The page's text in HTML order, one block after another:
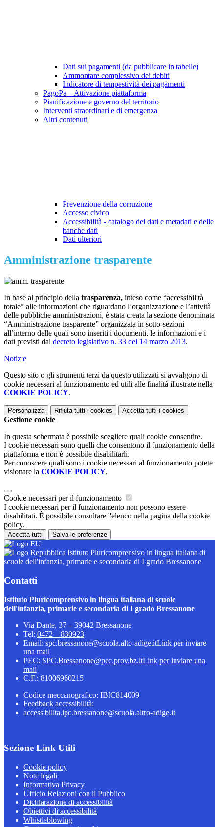
Dati sui pagamenti (da pubblicare in tabelle)
Ammontare complessivo dei debiti
Indicatore di tempestività dei pagamenti
PagoPa – Attivazione piattaforma
Pianificazione e governo del territorio
Interventi straordinari e di emergenza
Altri contenuti
Prevenzione della corruzione
Accesso civico
Accessibilità - catalogo dei dati e metadati e delle
banche dati
Dati ulteriori
Amministrazione trasparente
In base al principio della trasparenza, inteso come “accessibilità
totale” alle informazioni che riguardano l’organizzazione e l’attività
delle pubbliche amministrazioni, è stata creata la sezione denominata
“Amministrazione trasparente” organizzata in sotto-sezioni
all’interno delle quali sono inseriti i documenti, le informazioni e i
dati previsti dal decreto legislativo n. 33 del 14 marzo 2013.
Notizie
Questo sito o gli strumenti terzi da questo utilizzati si avvalgono di
cookie necessari al funzionamento ed utili alle finalità illustrate nella
COOKIE POLICY.
Personalizza Rifiuta tutti i cookies Accetta tutti i cookies
Gestione cookie
In questa schermata è possibile scegliere quali cookie consentire.
I cookie necessari sono quelli che consentono il funzionamento della
piattaforma e non è possibile disabilitarli.
Per conoscere quali sono i cookie necessari al funzionamento potete
visionare la COOKIE POLICY.
Cookie necessari per il funzionamento
I cookie necessari per il funzionamento non possono essere
disabilitati. È possibile consultare l'elenco nella pagina della cookie
policy.
Accetta tutti Salva le preferenze
Istituto Pluricomprensivo in lingua italiana di
scuole dell'infanzia, primarie e secondaria di I grado Bressanone
Contatti
Istituto Pluricomprensivo in lingua italiana di scuole
dell'infanzia, primarie e secondaria di I grado Bressanone
Via Dante, 37 – 39042 Bressanone
Tel: 0472 – 830923
Email: spc.bressanone@scuola.alto-adige.itLink per inviare
una mail
PEC: SPC.Bressanone@pec.prov.bz.itLink per inviare una
mail
C.F.: 81006960215
Codice meccanografico: IBIC814009
Feedback accessibilità:
accessibilita.ipc.bressanone@scuola.altro-adige.it
Sezione Link Utili
Cookie policy
Note legali
Informativa Privacy
Ufficio Relazioni con il Pubblico
Dichiarazione di accessibilità
Obiettivi di accessibilità
Whistleblowing